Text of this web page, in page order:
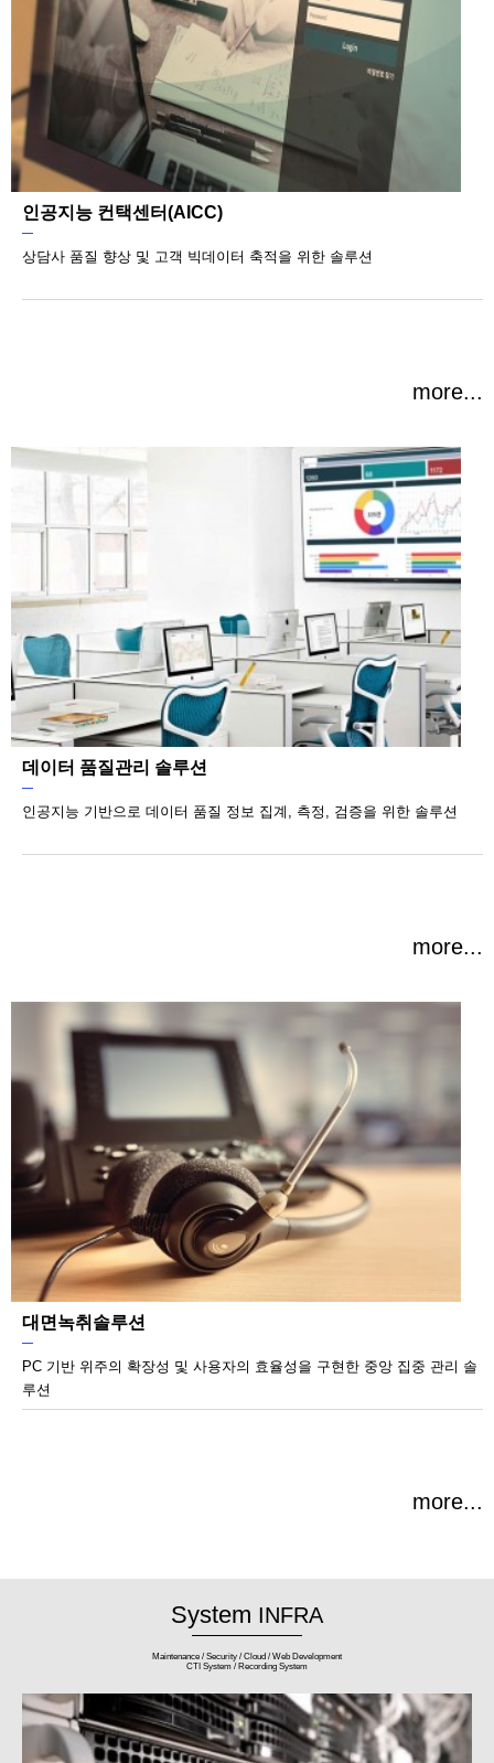
인공지능 컨택센터(AICC)
상담사 품질 향상 및 고객 빅데이터 축적을 위한 솔루션
more...
데이터 품질관리 솔루션
인공지능 기반으로 데이터 품질 정보 집계, 측정, 검증을 위한 솔루션
more...
대면녹취솔루션
PC 기반 위주의 확장성 및 사용자의 효율성을 구현한 중앙 집중 관리 솔
루션
more...
Maintenance / Security / Cloud / Web Development
CTI System / Recording System